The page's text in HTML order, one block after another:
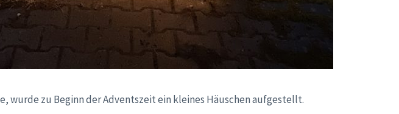
wurde zu Beginn der Adventszeit ein kleines Häuschen aufgestellt.